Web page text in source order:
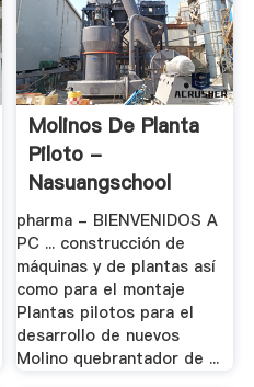
Molinos De Planta
Piloto -
Nasuangschool
pharma - BIENVENIDOS A
PC ... construcción de
máquinas y de plantas así
como para el montaje
Plantas pilotos para el
desarrollo de nuevos
Molino quebrantador de ...